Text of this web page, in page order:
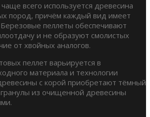
всего используется древесина
пород, причём каждый вид имеет
пеллеты обеспечивают
и не образуют смолистых
от хвойных аналогов.
пеллет варьируется в
материала и технологии
с корой приобретают тёмный
гранулы из очищенной древесины